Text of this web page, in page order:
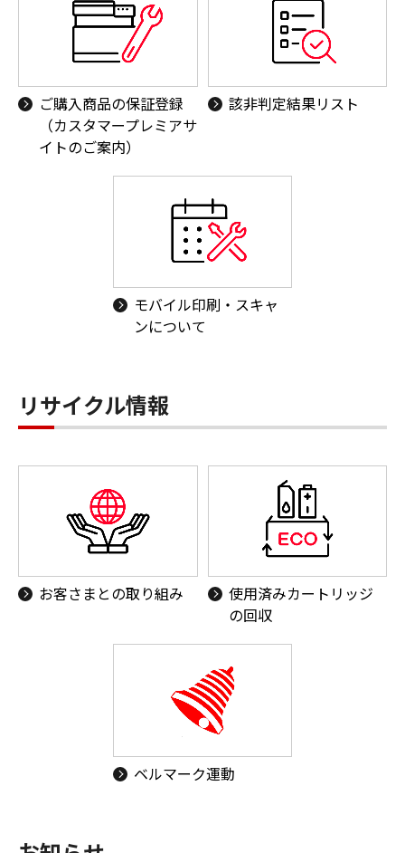
ご購入商品の保証登録
（カスタマープレミアサ
イトのご案内）
該非判定結果リスト
モバイル印刷・スキャ
ンについて
リサイクル情報
お客さまとの取り組み
使用済みカートリッジ
の回収
ベルマーク運動